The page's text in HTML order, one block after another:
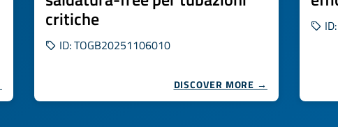
critiche
ID: TOGB20251106010
DISCOVER MORE →